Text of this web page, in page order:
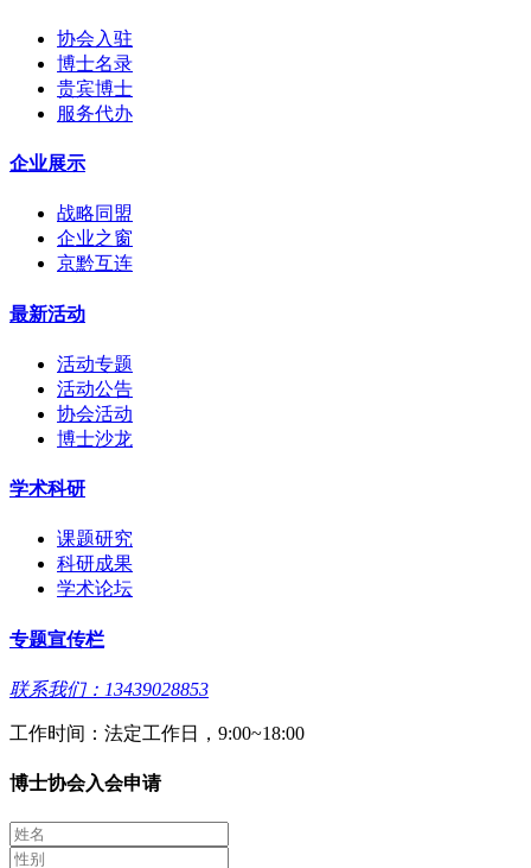
协会入驻
博士名录
贵宾博士
服务代办
企业展示
战略同盟
企业之窗
京黔互连
最新活动
活动专题
活动公告
协会活动
博士沙龙
学术科研
课题研究
科研成果
学术论坛
专题宣传栏
联系我们：13439028853
工作时间：法定工作日，9:00~18:00
博士协会入会申请